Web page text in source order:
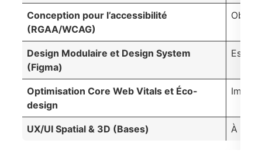
Conception pour l’accessibilité
(RGAA/WCAG)
Design Modulaire et Design System
(Figma)
Optimisation Core Web Vitals et Éco-
design
UX/UI Spatial & 3D (Bases) À